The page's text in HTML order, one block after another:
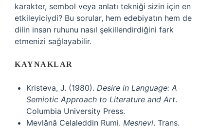
karakter, sembol veya anlatı tekniği sizin için en
etkileyiciydi? Bu sorular, hem edebiyatın hem de
dilin insan ruhunu nasıl şekillendirdiğini fark
etmenizi sağlayabilir.
KAYNAKLAR
Kristeva, J. (1980). Desire in Language: A
Semiotic Approach to Literature and Art.
Columbia University Press.
Mevlânâ Celaleddin Rumi. Mesnevi. Trans.